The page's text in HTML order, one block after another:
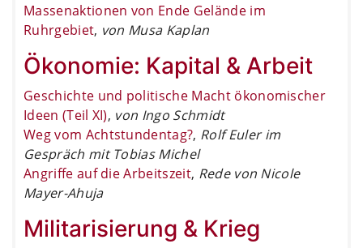
Massenaktionen von Ende Gelände im
Ruhrgebiet, von Musa Kaplan
Ökonomie: Kapital & Arbeit
Geschichte und politische Macht ökonomischer
Ideen (Teil XI), von Ingo Schmidt
Weg vom Achtstundentag?, Rolf Euler im
Gespräch mit Tobias Michel
Angriffe auf die Arbeitszeit, Rede von Nicole
Mayer-Ahuja
Militarisierung & Krieg